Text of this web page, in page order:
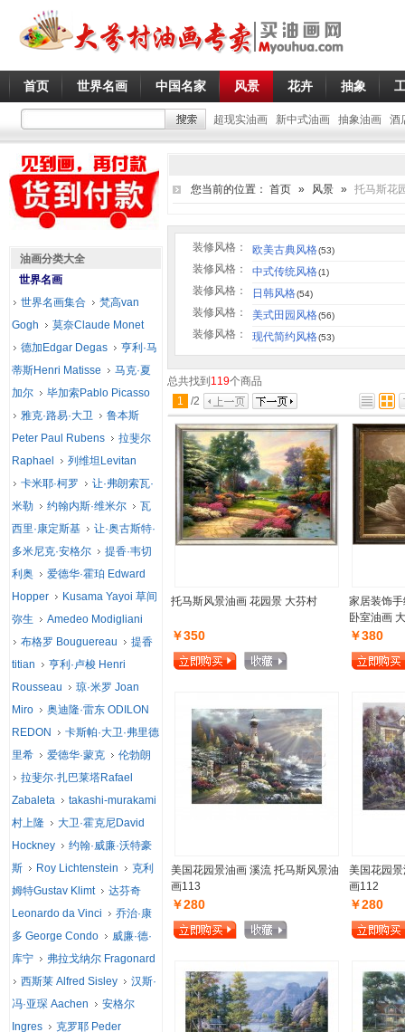
首页 世界名画 中国名家 风景 花卉 抽象
超现实油画 新中式油画 抽象油画 酒
您当前的位置： 首页 » 风景 » 托马斯花
装修风格： 欧美古典风格(53)
装修风格： 中式传统风格(1)
装修风格： 日韩风格(54)
装修风格： 美式田园风格(56)
装修风格： 现代简约风格(53)
总共找到 119个商品
1
/2
托马斯风景油画 花园景 大芬村
￥350
家居装饰
卧室油画
￥380
美国花园景油画 溪流 托马斯风景油
画113
￥280
美国花园
画112
￥280
油画分类大全
世界名画
世界名画集合
梵高van
Gogh
莫奈Claude Monet
德加Edgar Degas
亨利·马
蒂斯Henri Matisse
马克·夏
加尔
毕加索Pablo Picasso
雅克·路易·大卫
鲁本斯
Peter Paul Rubens
拉斐尔
Raphael
列维坦Levitan
卡米耶·柯罗
让·弗朗索瓦·
米勒
约翰内斯·维米尔
瓦
西里·康定斯基
让·奥古斯特·
多米尼克·安格尔
提香·韦切
利奥
爱德华·霍珀 Edward
Hopper
Kusama Yayoi 草间
弥生
Amedeo Modigliani
布格罗 Bouguereau
提香
titian
亨利·卢梭 Henri
Rousseau
琼·米罗 Joan
Miro
奥迪隆·雷东 ODILON
REDON
卡斯帕·大卫·弗里德
里希
爱德华·蒙克
伦勃朗
拉斐尔·扎巴莱塔Rafael
Zabaleta
takashi-murakami
村上隆
大卫·霍克尼David
Hockney
约翰·威廉·沃特豪
斯
Roy Lichtenstein
克利
姆特Gustav Klimt
达芬奇
Leonardo da Vinci
乔治·康
多 George Condo
威廉·德·
库宁
弗拉戈纳尔 Fragonard
西斯莱 Alfred Sisley
汉斯·
冯·亚琛 Aachen
安格尔
Ingres
克罗耶 Peder